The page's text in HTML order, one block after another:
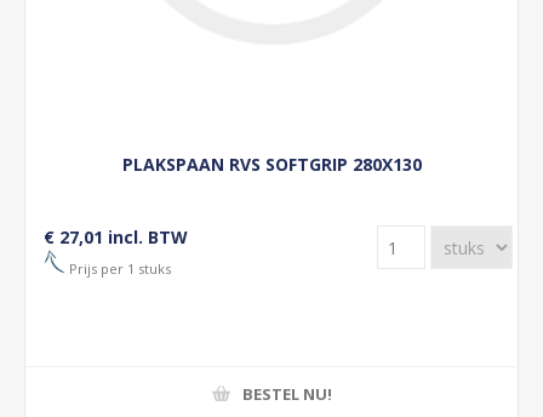
PLAKSPAAN RVS SOFTGRIP 280X130
€ 27,01 incl. BTW
Prijs per 1 stuks
BESTEL NU!